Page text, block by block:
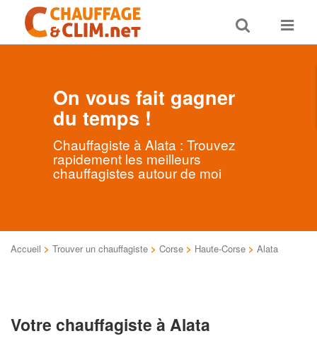
Toggle
search
Toggle
On vous fait gagner
du temps !
Chauffagiste à Alata : Trouvez
rapidement les meilleurs
chauffagistes autour de moi
Accueil > Trouver un chauffagiste > Corse > Haute-Corse > Alata
Votre chauffagiste à Alata